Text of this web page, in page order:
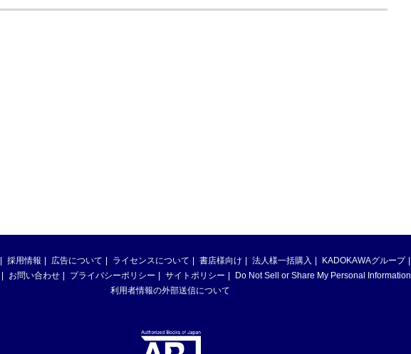
採用情報 広告について ライセンスについて 書店様向け 法人様一括購入
KADOKAWAグループ
お問い合わせ プライバシーポリシー サイトポリシー
Do Not Sell or Share My Personal Information
利用者情報の外部送信について